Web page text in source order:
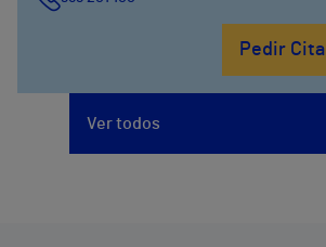
Pedir Cita
Ver todos